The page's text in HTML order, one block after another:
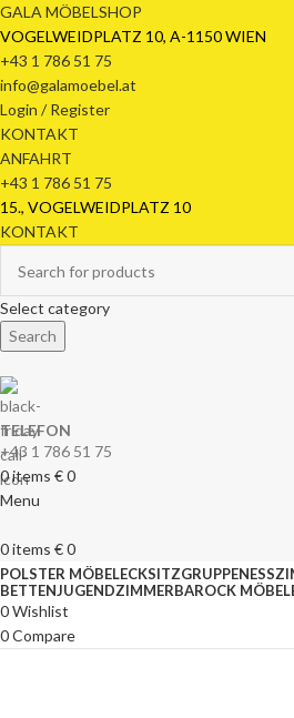
GALA MÖBELSHOP
VOGELWEIDPLATZ 10, A-1150 WIEN
+43 1 786 51 75
info@galamoebel.at
Login / Register
KONTAKT
ANFAHRT
+43 1 786 51 75
15., VOGELWEIDPLATZ 10
KONTAKT
Select category
Search
TELEFON
+43 1 786 51 75
0items €0
Menu
0items €0
POLSTER MÖBELECKSITZGRUPPEN
BETTENJUGENDZIMMERBAROCK MÖBEL
0Wishlist
0Compare